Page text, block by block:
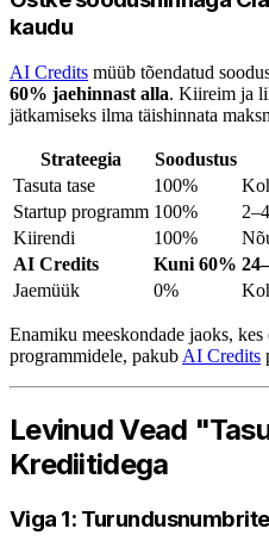
kaudu
AI Credits müüb tõendatud
60% jaehinnast alla. Kiireim ja
jätkamiseks ilma täishinnata
Strateegia Soodustus
Tasuta tase
100%
Startup programm 100%
Kiirendi
100%
AI Credits
Kuni 60%
Jaemüük
0%
Enamiku meeskondade jaoks,
programmidele, pakub AI Credits
Levinud Vead
Krediitidega
Viga 1: